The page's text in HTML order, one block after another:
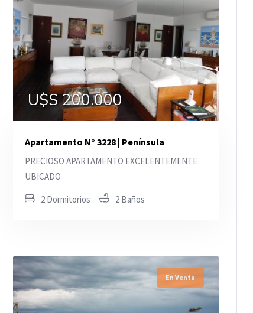
U$S 200.000
Apartamento N° 3228 | Península
PRECIOSO APARTAMENTO EXCELENTEMENTE
UBICADO
2 Dormitorios 2 Baños
En Venta